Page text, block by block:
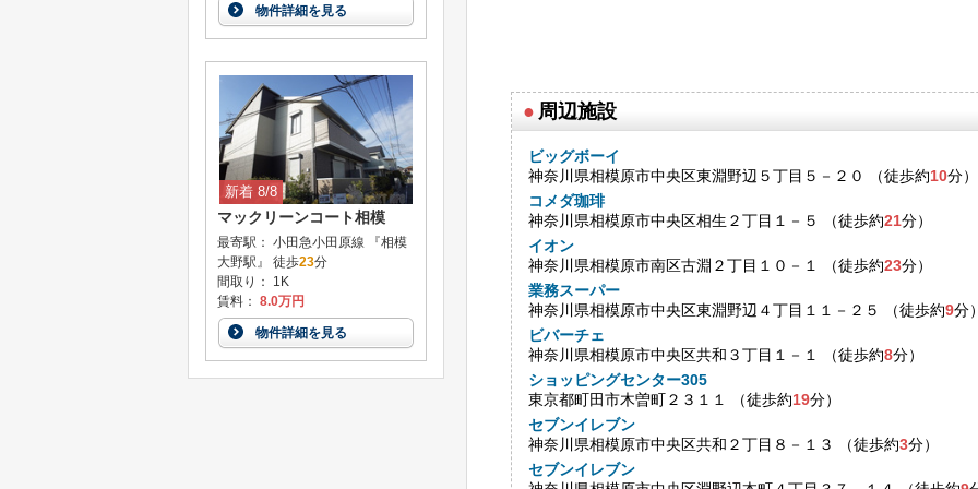
● 周辺施設
ビッグボーイ
神奈川県相模原市中央区東淵野辺５丁目５－２０ （徒歩約10分）
コメダ珈琲
神奈川県相模原市中央区相生２丁目１－５ （徒歩約21分）
イオン
神奈川県相模原市南区古淵２丁目１０－１ （徒歩約23分）
業務スーパー
神奈川県相模原市中央区東淵野辺４丁目１１－２５ （徒歩約9分
ビバーチェ
神奈川県相模原市中央区共和３丁目１－１ （徒歩約8分）
ショッピングセンター305
東京都町田市木曽町２３１１ （徒歩約19分）
セブンイレブン
神奈川県相模原市中央区共和２丁目８－１３ （徒歩約3分）
セブンイレブン
物件詳細を見る
新着 8/8
マックリーンコート相模
最寄駅： 小田急小田原線 『相模
大野駅』 徒歩23分
間取り： 1K
賃料： 8.0万円
物件詳細を見る